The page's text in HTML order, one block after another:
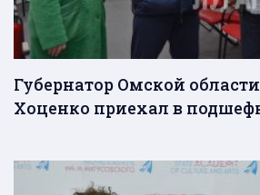
Губернатор Омской
Хоценко приехал в